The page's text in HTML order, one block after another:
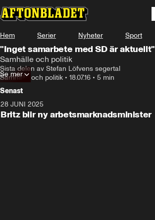
Hem Serier Nyheter Sport
"Inget samarbete med SD är aktuellt"
Samhälle och politik
Sista delen av Stefan Löfvens segertal
Samhälle och politik • 18.07.16 • 5 min
Se mer
Senast
28 JUNI 2025
Britz blir ny arbetsmarknadsminister